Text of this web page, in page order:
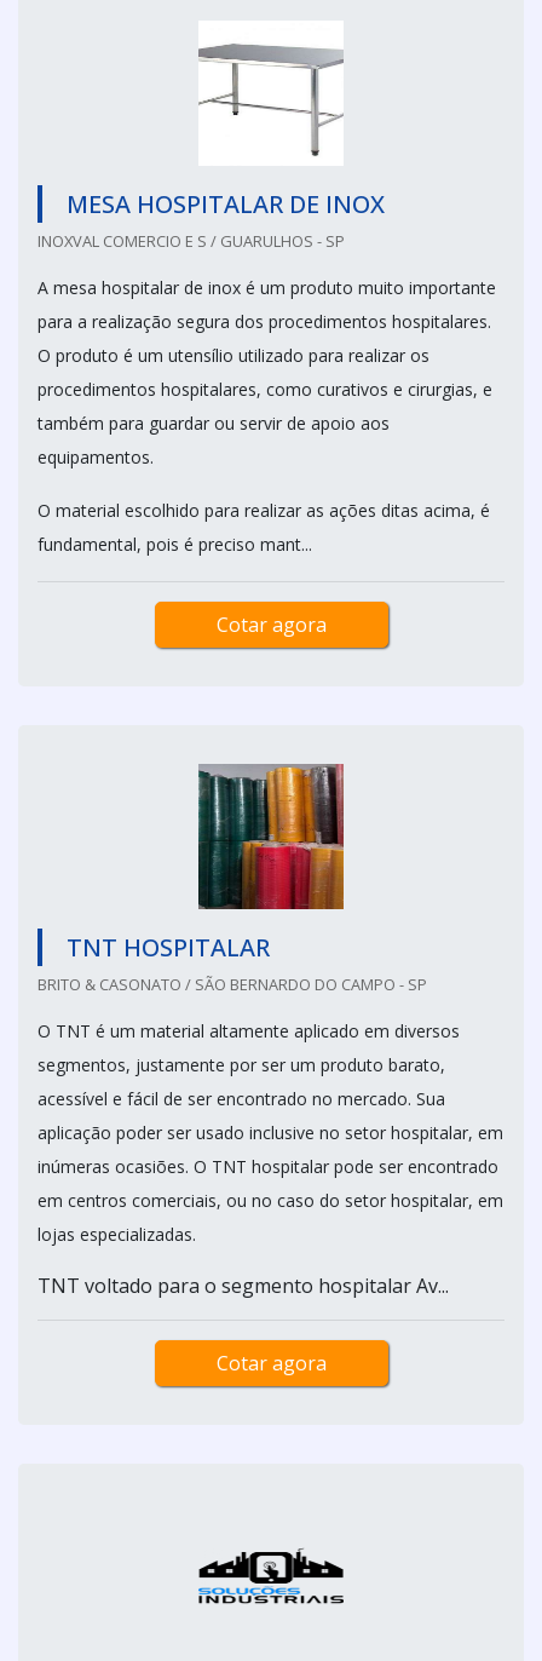
MESA HOSPITALAR DE INOX
INOXVAL COMERCIO E S / GUARULHOS - SP
A mesa hospitalar de inox é um produto muito importante
para a realização segura dos procedimentos hospitalares.
O produto é um utensílio utilizado para realizar os
procedimentos hospitalares, como curativos e cirurgias, e
também para guardar ou servir de apoio aos
equipamentos.
O material escolhido para realizar as ações ditas acima, é
fundamental, pois é preciso mant...
Cotar agora
TNT HOSPITALAR
BRITO & CASONATO / SÃO BERNARDO DO CAMPO - SP
O TNT é um material altamente aplicado em diversos
segmentos, justamente por ser um produto barato,
acessível e fácil de ser encontrado no mercado. Sua
aplicação poder ser usado inclusive no setor hospitalar, em
inúmeras ocasiões. O TNT hospitalar pode ser encontrado
em centros comerciais, ou no caso do setor hospitalar, em
lojas especializadas.
TNT voltado para o segmento hospitalar Av...
Cotar agora